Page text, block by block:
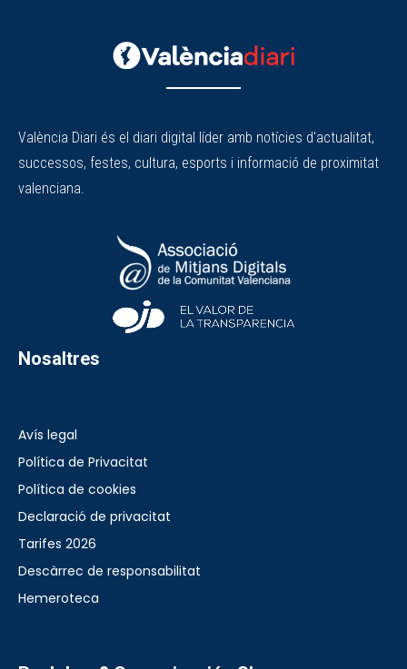
València Diari és el diari digital líder amb notícies d'actualitat,
successos, festes, cultura, esports i informació de proximitat
valenciana.
Nosaltres
Avís legal
Política de Privacitat
Política de cookies
Declaració de privacitat
Tarifes 2026
Descàrrec de responsabilitat
Hemeroteca